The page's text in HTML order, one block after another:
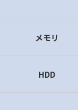
メモリ
HDD